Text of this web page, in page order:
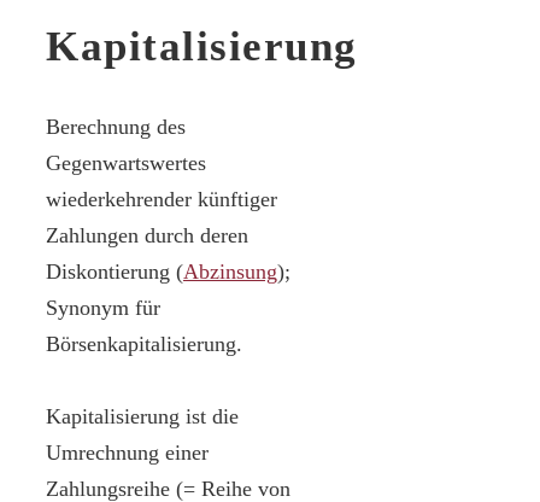
Kapitalisierung
Berechnung des
Gegenwartswertes
wiederkehrender künftiger
Zahlungen durch deren
Diskontierung (Abzinsung);
Synonym für
Börsenkapitalisierung.
Kapitalisierung ist die
Umrechnung einer
Zahlungsreihe (= Reihe von